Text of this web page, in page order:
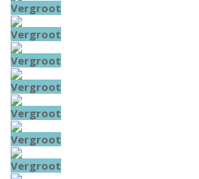
Vergroot
Vergroot
Vergroot
Vergroot
Vergroot
Vergroot
Vergroot